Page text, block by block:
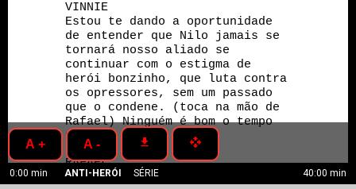
0:00 min ANTI-HERÓI SÉRIE 40:00 min
A + A - get_app open_with
VINNIE
Estou te dando a oportunidade
de entender que Nilo jamais se
tornará nosso aliado se
continuar com o estigma de
herói bonzinho, que luta contra
os opressores, sem um passado
que o condene. (toca na mão de
Rafael) Ninguém é bom o tempo
todo.
RAFAEL
Legal, Vinnie, mas você teve